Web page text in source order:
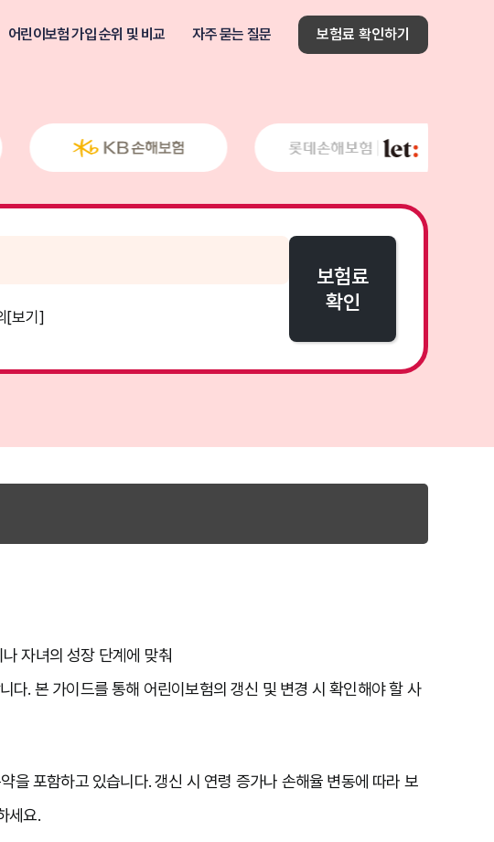
어린이보험 가입 순위 및 비교 자주 묻는 질문 보험료 확인하기
[보기]
보험료
확인
나 자녀의 성장 단계에 맞춰
다. 본 가이드를 통해 어린이보험의 갱신 및 변경 시 확인해야 할 사
을 포함하고 있습니다. 갱신 시 연령 증가나 손해율 변동에 따라 보
세요.